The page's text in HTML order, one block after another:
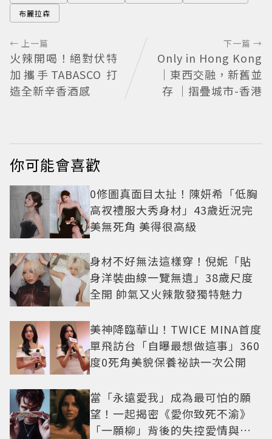
布麗拉森
← 上一篇
火辣開喝！絕對伏特
加攜手TABASCO 打
造全新辛香酒感
下一篇 →
Only in Hong Kong
｜東西交融，新舊並
存 ｜摺疊城市-香港
你可能會喜歡
0修圖真面目太扯！陳妍希「低胸
高衩禮服大秀身材」43歲近況完
美無死角 美得很高級
身材不好無法這樣穿！倪妮「貼
身洋裝曲線一覽無遺」38歲尺度
全開 帥氣又火辣散發獨特魅力
美神降臨華山！TWICE MINA首度
單飛訪台「自曝最想做這事」360
度0死角美貌保養祕訣一次公開
當「永遠愛我」成為最可怕的願
望！一起揭密《愛你致死不渝》
「一願柳」背後的失控愛情與爆